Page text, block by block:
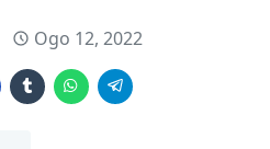
Ogo 12, 2022